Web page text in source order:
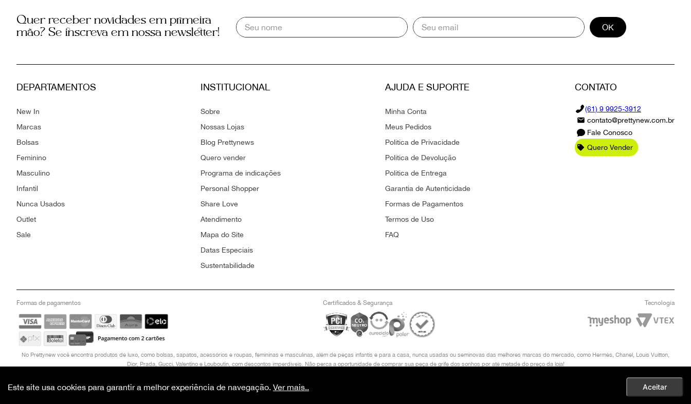
Quer receber novidades em primeira
mão? Se inscreva em nossa newsletter!
OK
DEPARTAMENTOS
New In
Marcas
Bolsas
Feminino
Masculino
Infantil
Nunca Usados
Outlet
Sale
INSTITUCIONAL
Sobre
Nossas Lojas
Blog Prettynews
Quero vender
Programa de indicações
Personal Shopper
Share Love
Atendimento
Mapa do Site
Datas Especiais
Sustentabilidade
AJUDA E SUPORTE
Minha Conta
Meus Pedidos
Politica de Privacidade
Politica de Devolução
Politica de Entrega
Garantia de Autenticidade
Formas de Pagamentos
Termos de Uso
FAQ
CONTATO
(61) 9 9925-3912
contato@prettynew.com.br
Fale Conosco
Quero Vender
Formas de pagamentos Certificados & Segurança Tecnologia
No Prettynew você encontra produtos de luxo, como bolsas, sapatos, acessórios e roupas, femininas e masculinas, além de peças infantis e para a casa, nunca usadas ou seminovas das melhores marcas do mercado, como Hermès, Chanel, Louis Vuitton,
Dior, Prada, Gucci, Valentino e Louboutin, com descontos imperdíveis. Não perca a oportunidade de comprar sua peça de grife dos sonhos por até metade do preço da loja!
Este site usa cookies para garantir a melhor experiência de navegação. Ver mais.. Aceitar